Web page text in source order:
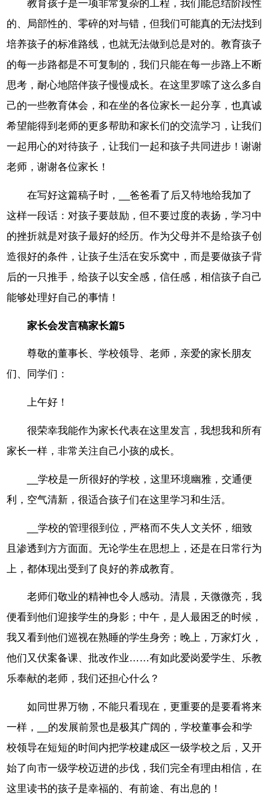
教育孩子是一项非常复杂的工程，我们能总结阶段性
的、局部性的、零碎的对与错，但我们可能真的无法找到
培养孩子的标准路线，也就无法做到总是对的。教育孩子
的每一步路都是不可复制的，我们只能在每一步路上不断
思考，耐心地陪伴孩子慢慢成长。在这里罗嗦了这么多自
己的一些教育体会，和在坐的各位家长一起分享，也真诚
希望能得到老师的更多帮助和家长们的交流学习，让我们
一起用心的对待孩子，让我们一起和孩子共同进步！谢谢
老师，谢谢各位家长！
在写好这篇稿子时，__爸爸看了后又特地给我加了
这样一段话：对孩子要鼓励，但不要过度的表扬，学习中
的挫折就是对孩子最好的经历。作为父母并不是给孩子创
造很好的条件，让孩子生活在安乐窝中，而是要做孩子背
后的一只推手，给孩子以安全感，信任感，相信孩子自己
能够处理好自己的事情！
家长会发言稿家长篇5
尊敬的董事长、学校领导、老师，亲爱的家长朋友
们、同学们：
上午好！
很荣幸我能作为家长代表在这里发言，我想我和所有
家长一样，非常关注自己小孩的成长。
__学校是一所很好的学校，这里环境幽雅，交通便
利，空气清新，很适合孩子们在这里学习和生活。
__学校的管理很到位，严格而不失人文关怀，细致
且渗透到方方面面。无论学生在思想上，还是在日常行为
上，都体现出受到了良好的养成教育。
老师们敬业的精神也令人感动。清晨，天微微亮，我
便看到他们迎接学生的身影；中午，是人最困乏的时候，
我又看到他们巡视在熟睡的学生身旁；晚上，万家灯火，
他们又伏案备课、批改作业……有如此爱岗爱学生、乐教
乐奉献的老师，我们还担心什么？
如同世界万物，不能只看现在，更重要的是要看将来
一样，__的发展前景也是极其广阔的，学校董事会和学
校领导在短短的时间内把学校建成区一级学校之后，又开
始了向市一级学校迈进的步伐，我们完全有理由相信，在
这里读书的孩子是幸福的、有前途、有出息的！